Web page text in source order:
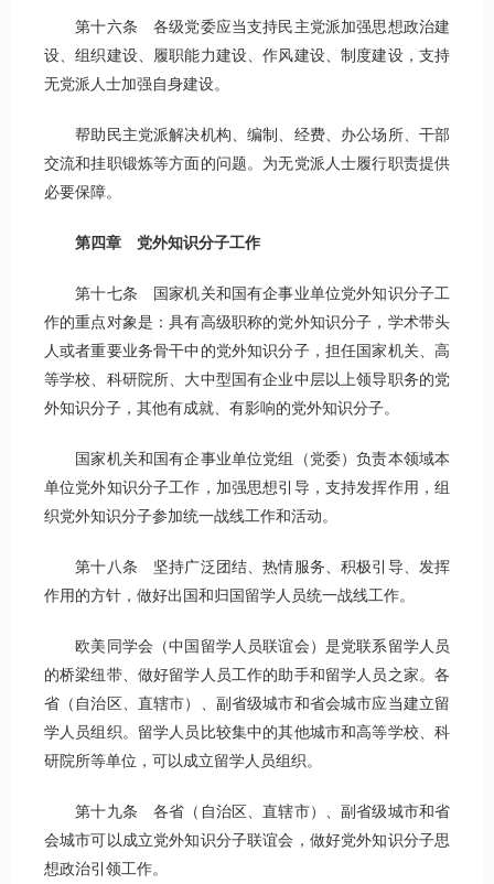
第十六条 各级党委应当支持民主党派加强思想政治建
设、组织建设、履职能力建设、作风建设、制度建设，支持
无党派人士加强自身建设。
帮助民主党派解决机构、编制、经费、办公场所、干部
交流和挂职锻炼等方面的问题。为无党派人士履行职责提供
必要保障。
第四章 党外知识分子工作
第十七条 国家机关和国有企事业单位党外知识分子工
作的重点对象是：具有高级职称的党外知识分子，学术带头
人或者重要业务骨干中的党外知识分子，担任国家机关、高
等学校、科研院所、大中型国有企业中层以上领导职务的党
外知识分子，其他有成就、有影响的党外知识分子。
国家机关和国有企事业单位党组（党委）负责本领域本
单位党外知识分子工作，加强思想引导，支持发挥作用，组
织党外知识分子参加统一战线工作和活动。
第十八条 坚持广泛团结、热情服务、积极引导、发挥
作用的方针，做好出国和归国留学人员统一战线工作。
欧美同学会（中国留学人员联谊会）是党联系留学人员
的桥梁纽带、做好留学人员工作的助手和留学人员之家。各
省（自治区、直辖市）、副省级城市和省会城市应当建立留
学人员组织。留学人员比较集中的其他城市和高等学校、科
研院所等单位，可以成立留学人员组织。
第十九条 各省（自治区、直辖市）、副省级城市和省
会城市可以成立党外知识分子联谊会，做好党外知识分子思
想政治引领工作。